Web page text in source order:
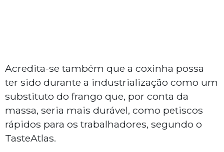
Acredita-se também que a coxinha possa
ter sido durante a industrialização como um
substituto do frango que, por conta da
massa, seria mais durável, como petiscos
rápidos para os trabalhadores, segundo o
TasteAtlas.